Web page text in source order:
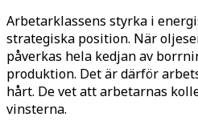
Arbetarklassens styrka i
strategiska position. När
påverkas hela kedjan av
produktion. Det är därför
hårt. De vet att arbetarnas
vinsterna.